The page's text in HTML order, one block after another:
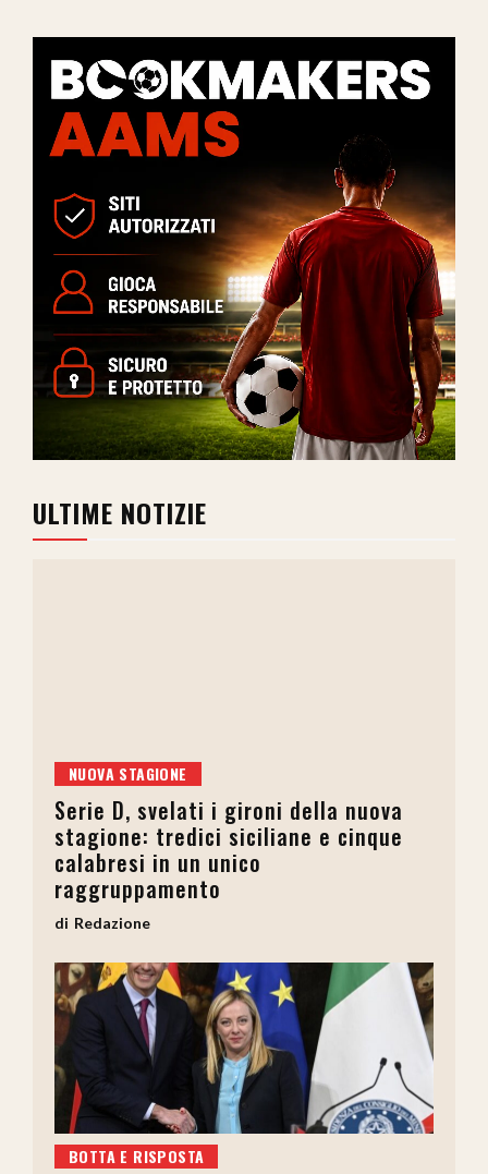
ULTIME NOTIZIE
NUOVA STAGIONE
Serie D, svelati i gironi della nuova
stagione: tredici siciliane e cinque
calabresi in un unico
raggruppamento
Redazione
BOTTA E RISPOSTA